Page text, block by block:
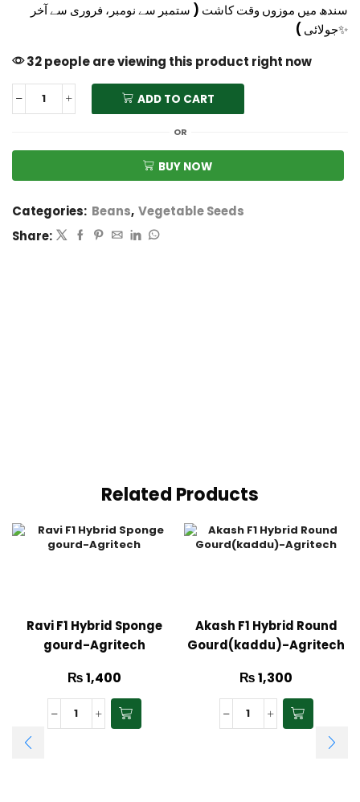
سندھ میں موزوں وقت کاشت ( ستمبر سے نومبر، فروری سے آخر
جولائی )✨
32 people are viewing this product right now
ADD TO CART
OR
BUY NOW
Categories: Beans, Vegetable Seeds
Share:
Related Products
Ravi F1 Hybrid Sponge
gourd-Agritech
₨1,400
Akash F1 Hybrid Round
Gourd(kaddu)-Agritech
₨1,300